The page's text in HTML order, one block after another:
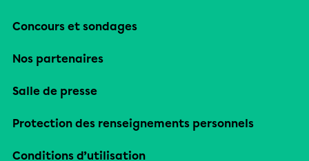
Concours et sondages
Nos partenaires
Salle de presse
Protection des renseignements personnels
Conditions d’utilisation